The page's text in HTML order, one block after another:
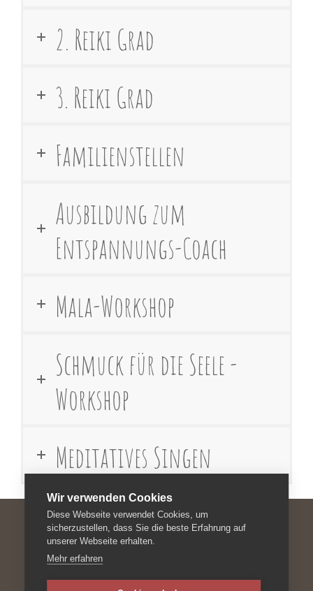
2. Reiki Grad
3. Reiki Grad
Familienstellen
Ausbildung zum
Entspannungs-Coach
Mala-Workshop
Schmuck für die Seele -
Workshop
Meditatives Singen
Impressum
Wir verwenden Cookies
Diese Webseite verwendet Cookies, um
sicherzustellen, dass Sie die beste Erfahrung auf
unserer Webseite erhalten.
Mehr erfahren